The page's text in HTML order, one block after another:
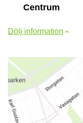
Centrum
Dölj information